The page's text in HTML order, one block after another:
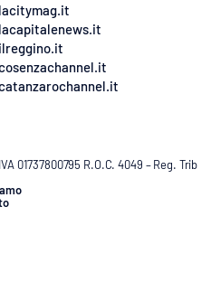
lacitymag.it
lacapitalenews.it
ilreggino.it
01737800795 R.O.C. 4049 – Reg. Trib